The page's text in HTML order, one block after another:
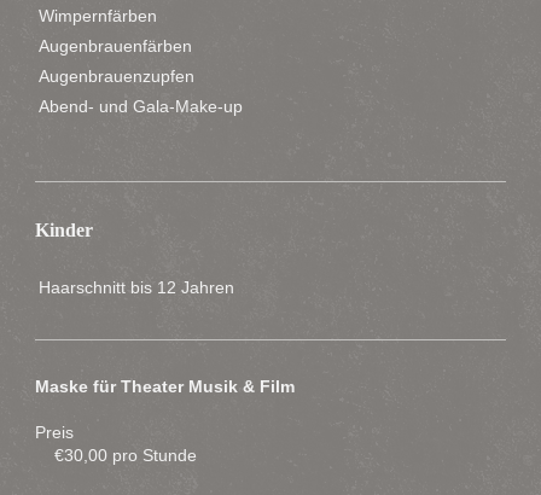
Wimpernfärben
Augenbrauenfärben
Augenbrauenzupfen
Abend- und Gala-Make-up
Kinder
Haarschnitt bis 12 Jahren
Maske für Theater Musik & Film
Preis
€30,00 pro Stunde